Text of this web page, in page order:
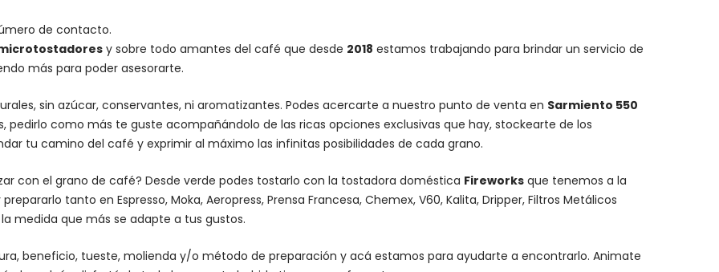
de contacto.
y sobre todo amantes del café que desde 2018 estamos trabajando para brindar un servicio de
más para poder asesorarte.
sin azúcar, conservantes, ni aromatizantes. Podes acercarte a nuestro punto de venta en Sarmiento 550
pedirlo como más te guste acompañándolo de las ricas opciones exclusivas que hay, stockearte de los
tu camino del café y exprimir al máximo las infinitas posibilidades de cada grano.
con el grano de café? Desde verde podes tostarlo con la tostadora doméstica Fireworks que tenemos a la
tanto en Espresso, Moka, Aeropress, Prensa Francesa, Chemex, V60, Kalita, Dripper, Filtros Metálicos
medida que más se adapte a tus gustos.
beneficio, tueste, molienda y/o método de preparación y acá estamos para ayudarte a encontrarlo. Animate